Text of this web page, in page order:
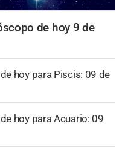
de hoy 9 de
hoy para Piscis: 09 de
hoy para Acuario: 09